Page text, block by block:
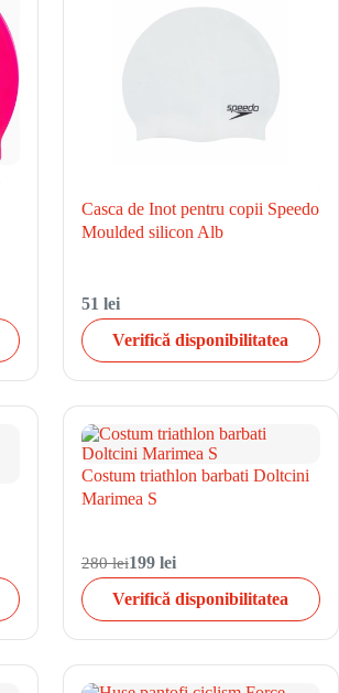
Casca de Inot pentru copii Speedo
Moulded silicon Alb
51 lei
Verifică disponibilitatea
Costum triathlon barbati Doltcini
Marimea S
280 lei199 lei
Verifică disponibilitatea